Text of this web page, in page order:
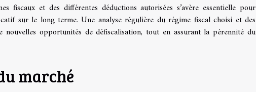
fiscaux et des différentes déductions autorisées s’avère essentielle pour
sur le long terme. Une analyse régulière du régime fiscal choisi et des
opportunités de défiscalisation, tout en assurant la pérennité du
marché